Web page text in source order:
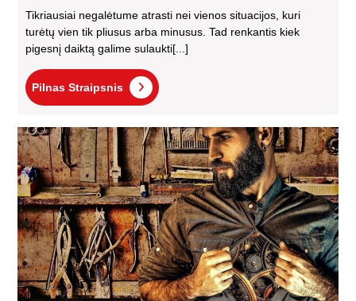
Tikriausiai negalėtume atrasti nei vienos situacijos, kuri
turėtų vien tik pliusus arba minusus. Tad renkantis kiek
pigesnį daiktą galime sulaukti[...]
Pilnas Straipsnis
Pilnas
Straipsnis
ir
7